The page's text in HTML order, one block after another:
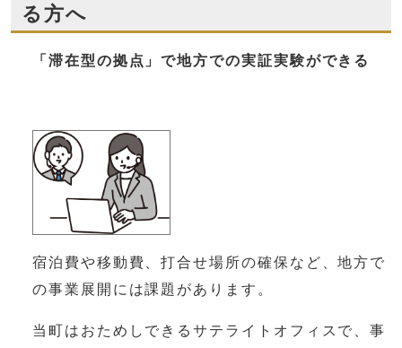
る方へ
「滞在型の拠点」で地方での実証実験ができる
宿泊費や移動費、打合せ場所の確保など、地方で
の事業展開には課題があります。
当町はおためしできるサテライトオフィスで、事